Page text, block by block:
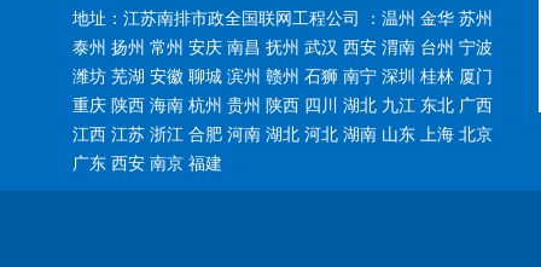
地址：江苏南排市政全国联网工程公司 ：温州 金华 苏州
泰州 扬州 常州 安庆 南昌 抚州 武汉 西安 渭南 台州 宁波
潍坊 芜湖 安徽 聊城 滨州 赣州 石狮 南宁 深圳 桂林 厦门
重庆 陕西 海南 杭州 贵州 陕西 四川 湖北 九江 东北 广西
江西 江苏 浙江 合肥 河南 湖北 河北 湖南 山东 上海 北京
广东 西安 南京 福建